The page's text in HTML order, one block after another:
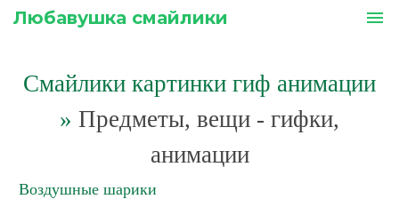
Любавушка смайлики menu
Смайлики картинки гиф анимации
» Предметы, вещи - гифки,
анимации
Воздушные шарики